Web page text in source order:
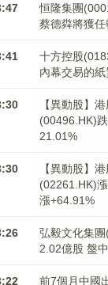
恒隆集團
蔡德粦將獲
十方控股
內幕交易的
【異動股】
(00496.HK)
21.01%
【異動股】
(02261.HK)
漲+64.91%
弘毅文化集
2.02億股 盤
前7個月中國